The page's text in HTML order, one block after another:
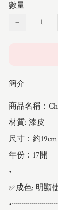
數量
−
簡介
商品名稱：
材質: 漆皮
尺寸：約19cm
年份：17開
✅成色: 明顯